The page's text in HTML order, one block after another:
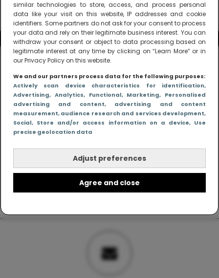
similar technologies to store, access, and process personal
data like your visit on this website, IP addresses and cookie
identifiers. Some partners do not ask for your consent to process
your data and rely on their legitimate business interest. You can
withdraw your consent or object to data processing based on
legitimate interest at any time by clicking on “Learn More” or in
our Privacy Policy on this website.
We and our partners process data for the following purposes:
Actively scan device characteristics for identification,
Advertising, Analytics, Functional, Marketing, Personalised
advertising and content, advertising and content
measurement, audience research and services development,
Social, Store and/or access information on a device, Use
precise geolocation data
Adjust preferences
Agree and close